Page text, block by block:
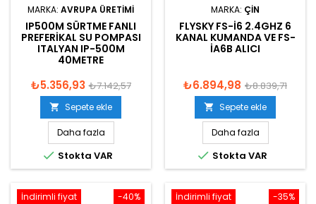
MARKA: AVRUPA ÜRETIMI
IP500M SÜRTME FANLI
PREFERIKAL SU POMPASI
ITALYAN IP-500M
40METRE
₺5.356,93 ₺7.142,57
 Sepete ekle
Daha fazla
 Stokta VAR
MARKA: ÇIN
FLYSKY FS-I6 2.4GHZ 6
KANAL KUMANDA VE FS-
IA6B ALICI
₺6.894,98 ₺8.839,71
 Sepete ekle
Daha fazla
 Stokta VAR
-40%
İndirimli fiyat -35%
İndirimli fiyat